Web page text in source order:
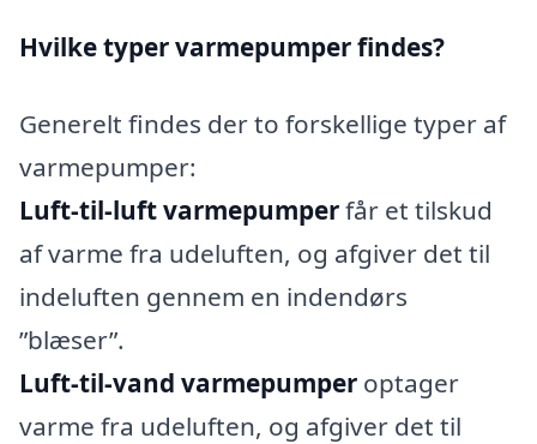
Hvilke typer varmepumper findes?
Generelt findes der to forskellige typer af
varmepumper:
Luft-til-luft varmepumperfår et tilskud
af varme fra udeluften, og afgiver det til
indeluften gennem en indendørs
”blæser”.
Luft-til-vand varmepumper optager
varme fra udeluften, og afgiver det til